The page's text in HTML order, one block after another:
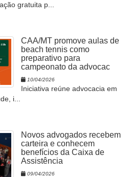
gratuita p...
CAA/MT promove aulas de
beach tennis como
preparativo para
campeonato da advocac
10/04/2026
Iniciativa reúne advocacia em
i...
Novos advogados recebem
carteira e conhecem
benefícios da Caixa de
Assistência
09/04/2026